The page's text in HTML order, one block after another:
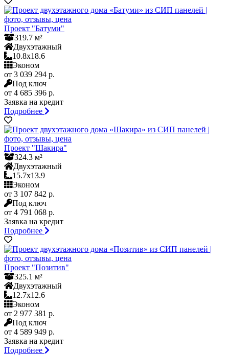
Проект "Батуми"
319.7 м²
Двухэтажный
10.8x18.6
Эконом
от 3 039 294 р.
Под ключ
от 4 685 396 р.
Заявка на кредит
Подробнее
Проект "Шакира"
324.3 м²
Двухэтажный
15.7x13.9
Эконом
от 3 107 842 р.
Под ключ
от 4 791 068 р.
Заявка на кредит
Подробнее
Проект "Позитив"
325.1 м²
Двухэтажный
12.7x12.6
Эконом
от 2 977 381 р.
Под ключ
от 4 589 949 р.
Заявка на кредит
Подробнее